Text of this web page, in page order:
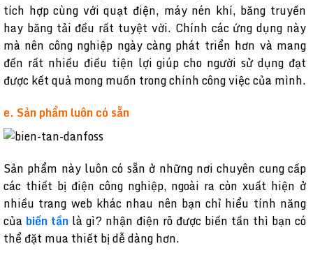
tích hợp cùng với quạt điện, máy nén khí, băng truyền
hay băng tải đều rất tuyệt vời. Chính các ứng dụng này
mà nên công nghiệp ngày càng phát triển hơn và mang
đến rất nhiều điều tiện lợi giúp cho người sử dụng đạt
được kết quả mong muốn trong chính công việc của mình.
e. Sản phẩm luôn có sẵn
Sản phẩm này luôn có sẵn ở những nơi chuyên cung cấp
các thiết bị điện công nghiệp, ngoài ra còn xuất hiện ở
nhiều trang web khác nhau nên bạn chỉ hiểu tính năng
của biến tần là gì? nhận điện rõ được biến tần thì bạn có
thể đặt mua thiết bị dễ dàng hơn.